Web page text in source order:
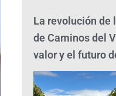
La revolución de
de Caminos del
valor y el futuro